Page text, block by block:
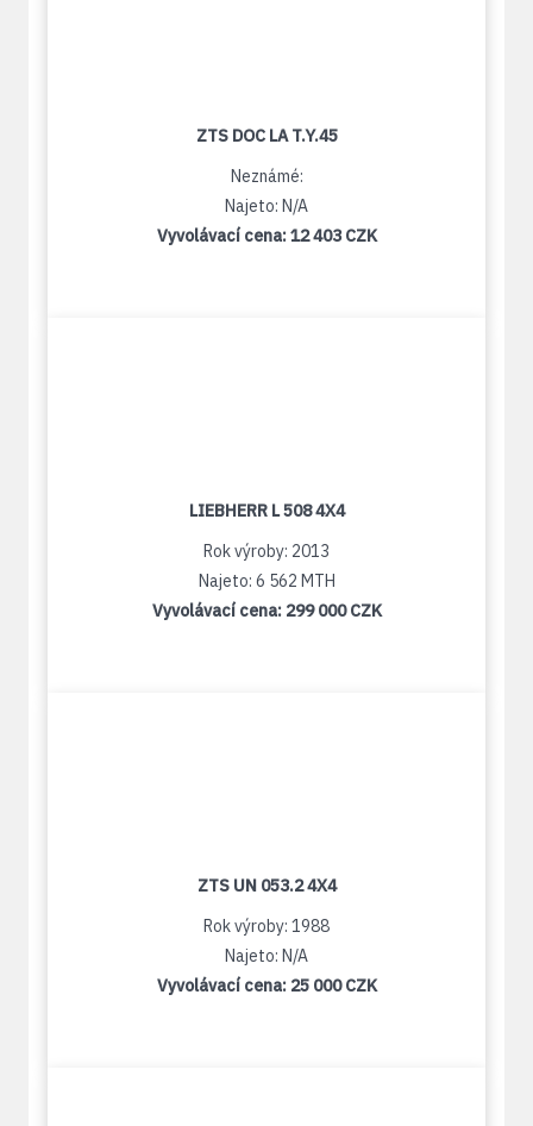
ZTS DOC LA T.Y.45
Neznámé:
Najeto: N/A
Vyvolávací cena:12 403 CZK
LIEBHERR L 508 4X4
Rok výroby: 2013
Najeto: 6 562 MTH
Vyvolávací cena: 299 000 CZK
ZTS UN 053.2 4X4
Rok výroby: 1988
Najeto: N/A
Vyvolávací cena: 25 000 CZK